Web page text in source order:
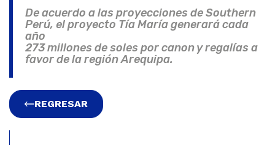
De acuerdo a las proyecciones de Southern
Perú, el proyecto Tía María generará cada
año
273 millones de soles por canon y regalías a
favor de la región Arequipa.
REGRESAR